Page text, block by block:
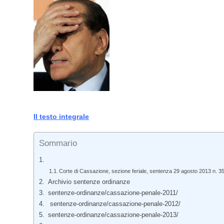
Il testo integrale
Sommario
Corte di Cassazione, sezione feriale, sentenza 29 agosto 2013 n.
Archivio sentenze ordinanze
sentenze-ordinanze/cassazione-penale-2011/
sentenze-ordinanze/cassazione-penale-2012/
sentenze-ordinanze/cassazione-penale-2013/